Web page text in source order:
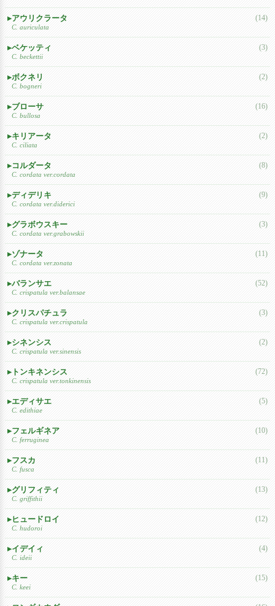
アウリクラータ
C. auriculata
(14)
ベケッティ
C. beckettii
(3)
ボクネリ
C. bogneri
(2)
ブローサ
C. bullosa
(16)
キリアータ
C. ciliata
(2)
コルダータ
C. cordata ver.cordata
(8)
ディデリキ
C. cordata ver.diderici
(9)
グラボウスキー
C. cordata ver.grabowskii
(3)
ゾナータ
C. cordata ver.zonata
(11)
バランサエ
C. crispatula ver.balansae
(52)
クリスパチュラ
C. crispatula ver.crispatula
(3)
シネンシス
C. crispatula ver.sinensis
(2)
トンキネンシス
C. crispatula ver.tonkinensis
(72)
エディサエ
C. edithiae
(5)
フェルギネア
C. ferruginea
(10)
フスカ
C. fusca
(11)
グリフィティ
C. griffithii
(13)
ヒュードロイ
C. hudoroi
(12)
イデイィ
C. ideii
(4)
キー
C. keei
(15)